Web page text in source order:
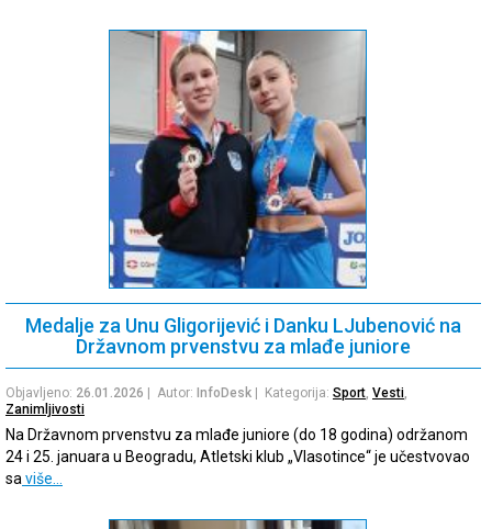
Medalje za Unu Gligorijević i Danku LJubenović na
Državnom prvenstvu za mlađe juniore
Objavljeno: 26.01.2026 | Autor: InfoDesk | Kategorija: Sport, Vesti,
Zanimljivosti
Na Državnom prvenstvu za mlađe juniore (do 18 godina) održanom
24 i 25. januara u Beogradu, Atletski klub „Vlasotince“ je učestvovao
sa više…